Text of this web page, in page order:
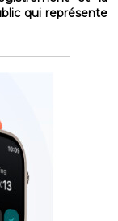
qui représente